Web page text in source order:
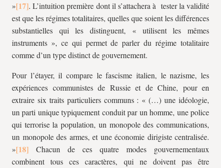
»
. L’intuition première dont il s’attachera à tester la validité
est que les régimes totalitaires, quelles que soient les différences
substantielles qui les distinguent, « utilisent les mêmes
instruments », ce qui permet de parler du régime totalitaire
comme d’un type distinct de gouvernement.
Pour l’étayer, il compare le fascisme italien, le nazisme, les
expériences communistes de Russie et de Chine, pour en
extraire six traits particuliers communs : « (…) une idéologie,
un parti unique typiquement conduit par un homme, une police
qui terrorise la population, un monopole des communications,
un monopole des armes, et une économie dirigiste centralisée.
»
Chacun de ces quatre modes gouvernementaux
combinent tous ces caractères, qui ne doivent pas être